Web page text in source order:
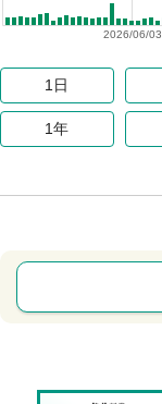
2026/06/03
1日
1年